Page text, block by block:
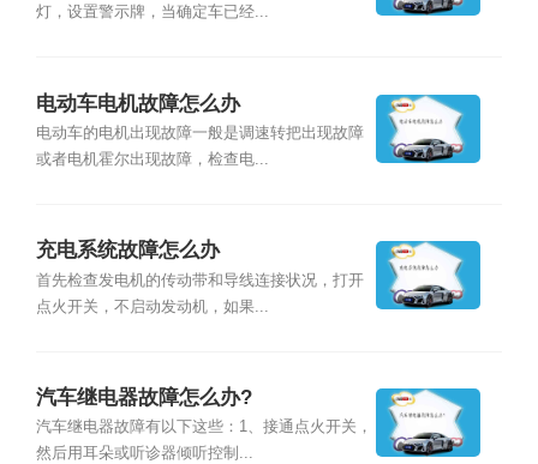
灯，设置警示牌，当确定车已经...
电动车电机故障怎么办
电动车的电机出现故障一般是调速转把出现故障
或者电机霍尔出现故障，检查电...
充电系统故障怎么办
首先检查发电机的传动带和导线连接状况，打开
点火开关，不启动发动机，如果...
汽车继电器故障怎么办?
汽车继电器故障有以下这些：1、接通点火开关，
然后用耳朵或听诊器倾听控制...